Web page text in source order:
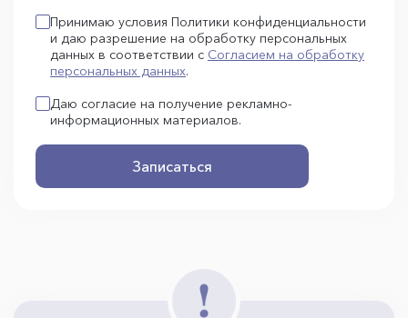
Принимаю условия Политики конфиденциальности
и даю разрешение на обработку персональных
данных в соответствии с Согласием на обработку
персональных данных.
Даю согласие на получение рекламно-
информационных материалов.
Записаться